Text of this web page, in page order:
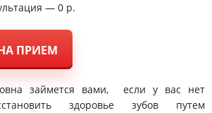
— 0 р.
ПРИЕМ
займется вами, если у вас нет
здоровье зубов путем